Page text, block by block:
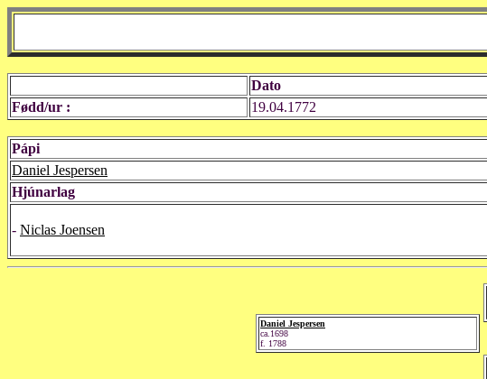
Dato
Fødd/ur :
19.04.1772
Pápi
Daniel Jespersen
Hjúnarlag
- Niclas Joensen
Daniel Jespersen
ca.1698
f. 1788